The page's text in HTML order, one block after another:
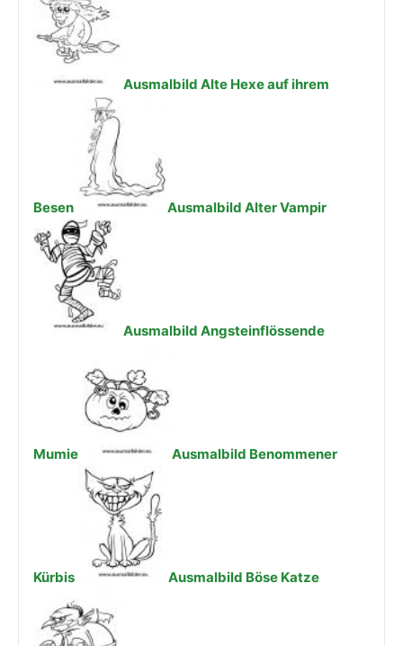
Ausmalbild Alte Hexe auf ihrem
Besen Ausmalbild Alter Vampir
Ausmalbild Angsteinflössende
Mumie Ausmalbild Benommener
Kürbis Ausmalbild Böse Katze